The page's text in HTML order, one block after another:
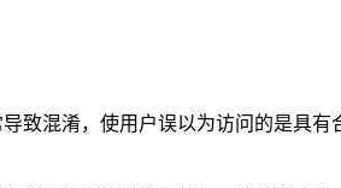
致混淆，使用户误以为访问的是具